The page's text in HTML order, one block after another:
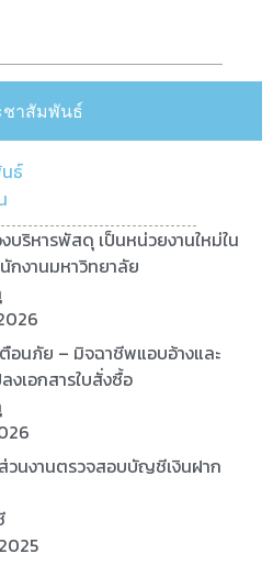
ชาสัมพันธ์
ธ์
บริหารพัสดุ เป็นหน่วยงานใหม่ใน
กงานมหาวิทยาลัย
ตือนภัย – มิจฉาชีพแอบอ้างและ
งเอกสารใบสั่งซื้อ
วนงานตรวจสอบบัญชีเงินฝาก